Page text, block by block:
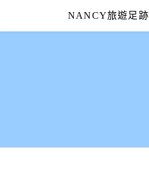
content
NANCY旅遊足跡